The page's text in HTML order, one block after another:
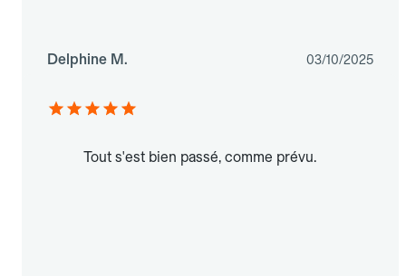
Delphine M. 03/10/2025
Tout s'est bien passé, comme prévu.